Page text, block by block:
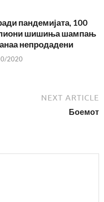
пандемијата, 100
шишиња шампањ
непродадени
2020
NEXT ARTICLE
Боемот